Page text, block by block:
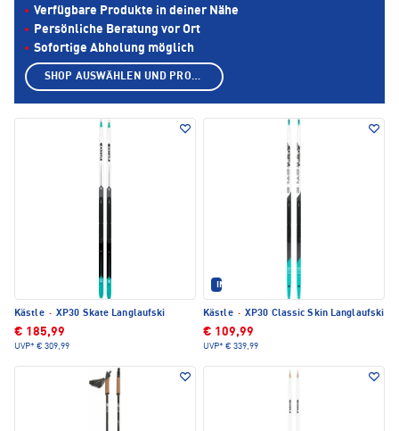
Kästle · XP30 Skate Langlaufski
€ 185,99
UVP* € 309,99
IM SET ERHÄLTLICH
Kästle · XP30 Classic Skin Langlaufski
€ 109,99
UVP* € 339,99
Verfügbare Produkte in deiner Nähe
Persönliche Beratung vor Ort
Sofortige Abholung möglich
SHOP AUSWÄHLEN UND PRODUKTE ANZEIGEN